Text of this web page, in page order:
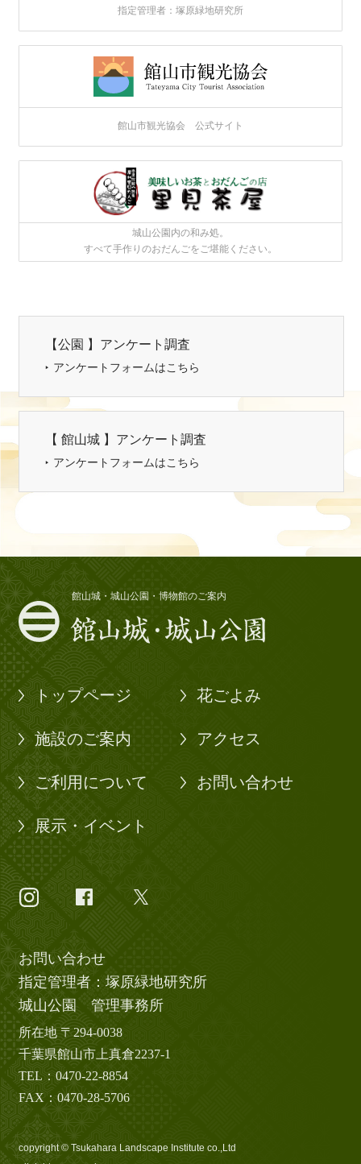
指定管理者：塚原緑地研究所
館山市観光協会 公式サイト
城山公園内の和み処。
すべて手作りのおだんごをご堪能ください。
【公園 】アンケート調査
アンケートフォームはこちら
【 館山城 】アンケート調査
アンケートフォームはこちら
館山城・城山公園・博物館のご案内
トップページ
施設のご案内
ご利用について
展示・イベント
花ごよみ
アクセス
お問い合わせ
お問い合わせ
指定管理者：塚原緑地研究所
城山公園 管理事務所
所在地 〒294-0038
千葉県館山市上真倉2237-1
TEL：0470-22-8854
FAX：0470-28-5706
copyright © Tsukahara Landscape Institute co.,Ltd